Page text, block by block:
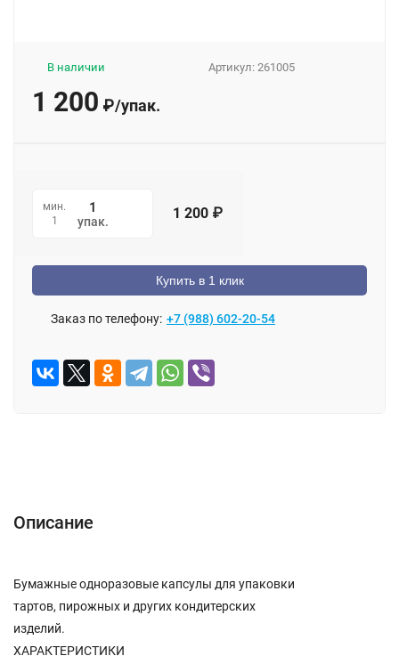
Артикул: 261005
В наличии
1 200 ₽/упак.
мин.
1
упак. 1 200 ₽
Купить в 1 клик
Заказ по телефону: +7 (988) 602-20-54
Описание
Бумажные одноразовые капсулы для упаковки
тартов, пирожных и других кондитерских
изделий.
ХАРАКТЕРИСТИКИ